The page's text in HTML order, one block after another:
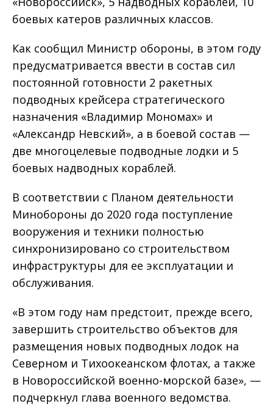
боевых катеров различных классов.
Как сообщил Министр обороны, в этом году
предусматривается ввести в состав сил
постоянной готовности 2 ракетных
подводных крейсера стратегического
назначения «Владимир Мономах» и
«Александр Невский», а в боевой состав —
две многоцелевые подводные лодки и 5
боевых надводных кораблей.
В соответствии с Планом деятель­ности
Минобороны до 2020 года поступление
вооружения и техники полностью
синхронизировано со строительством
инфраструктуры для ее эксплуатации и
обслуживания.
«В этом году нам предстоит, прежде всего,
завершить строительство объектов для
размещения новых подводных лодок на
Северном и Тихоокеанском флотах, а также
в Новороссийской военно-морской базе», —
подчеркнул глава военного ведомства.